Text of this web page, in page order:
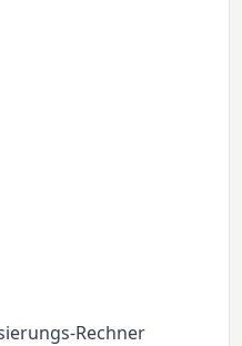
Rechner